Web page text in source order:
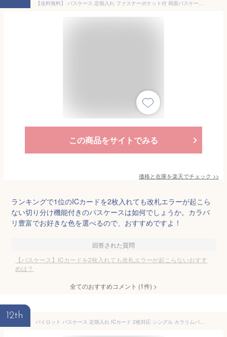
【送料無料】 パスケース 定期入れ ファスナーポケット付 両面パスケース icカード 2枚 小銭入れ ミニ財布 切り替え エラー防止 プレゼント ギフト メンズ 小学生 子供用 高校生 学生 男の子 通勤 通学 シンプル おしゃれ ツートンカラー 単パス アイクレバー 革 2枚収納
この商品をサイトでみる
価格と在庫を楽天でチェック >>
ランキングで1位のICカードを2枚入れても改札エラーが起こら
ない切り分け機能付きのパスケースは如何でしょうか。カラバ
リ豊富でお好きな色を選べるので、おすすめですよ！
回答された質問
【パスケース】ICカードを2枚入れても改札エラーが起こらないおすす
めは？
全てのおすすめコメント (1件) >
12th
パイロット パスケース 定期入れ ICカード 2枚対応 シングル カラリムパーキー CRPPS-02S [ PILOT 通勤 通学 定期 IDカード シンプル 女性 男性 ★ ]※メーカー取寄せ【メール便送料無料】